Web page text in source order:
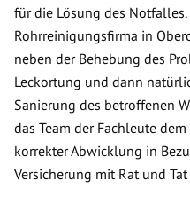
für die Lösung des
Rohrreinigungsfirma in
neben der Behebung des
Leckortung und dann
Sanierung des betroffenen
das Team der Fachleute
korrekter Abwicklung in
Versicherung mit Rat und